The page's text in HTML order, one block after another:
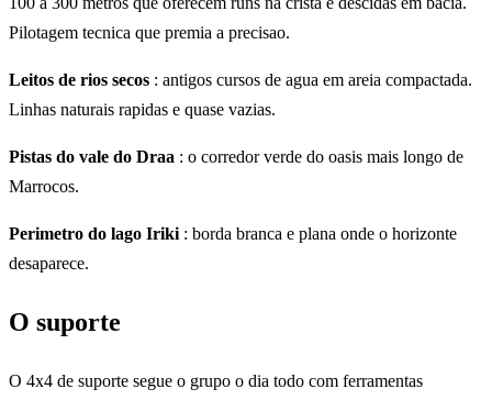
Pilotagem tecnica que premia a precisao.
Leitos de rios secos : antigos cursos de agua em areia compactada.
Linhas naturais rapidas e quase vazias.
Pistas do vale do Draa : o corredor verde do oasis mais longo de
Marrocos.
Perimetro do lago Iriki: borda branca e plana onde o horizonte
desaparece.
O suporte
O 4x4 de suporte segue o grupo o dia todo com ferramentas